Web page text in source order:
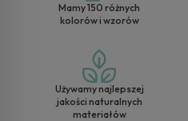
Mamy 150 różnych
kolorów i wzorów
Używamy najlepszej
jakości naturalnych
materiałów